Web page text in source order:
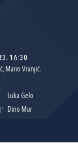
16:30
Mario Vranjić.
Luka Gelo
Dino Mur